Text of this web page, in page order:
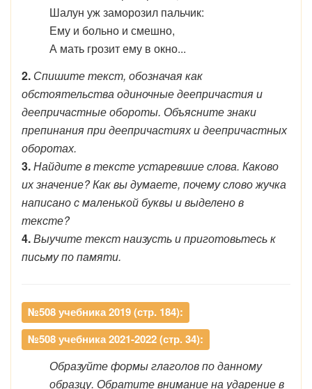
Шалун уж заморозил пальчик:
Ему и больно и смешно,
А мать грозит ему в окно...
2. Спишите текст, обозначая как
обстоятельства одиночные деепричастия и
деепричастные обороты. Объясните знаки
препинания при деепричастиях и деепричастных
оборотах.
3.Найдите в тексте устаревшие слова. Каково
их значение? Как вы думаете, почему слово жучка
написано с маленькой буквы и выделено в
тексте?
4.Выучите текст наизусть и приготовьтесь к
письму по памяти.
№508 учебника 2019 (стр. 184):
№508 учебника 2021-2022 (стр. 34):
Образуйте формы глаголов по данному
образцу. Обратите внимание на ударение в